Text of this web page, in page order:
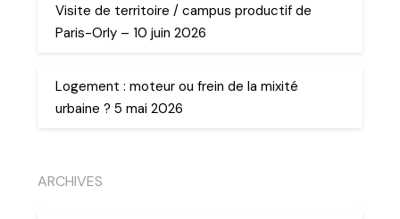
Visite de territoire / campus productif de
Paris-Orly – 10 juin 2026
Logement : moteur ou frein de la mixité
urbaine ? 5 mai 2026
ARCHIVES